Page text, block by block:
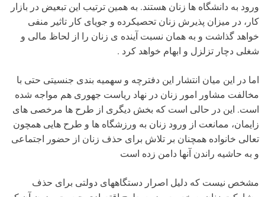
ورود به دانشگاه ها زنان هستند. به همین ترتیب این تبعیض در بازار
کار، در میزان پذیرش زنان تحصیکرده و جویای کار تاثیر منفی
خواهد گذاشت و به همان نسبت آینده ی زنان را از لحاظ مالی و
شغلی دچار تزلزل و ابهام خواهد کرد .
اما در این میان انتشار این دفترچه و سهمیه بندی جنسیتی حتی با
مخالفت مشاور امور زنان در نهاد ریاست جهوری هم مواجه شده
است. این در حالی است که بخش دیگری از طرح ها مرخصی های
زایمان، ممانعت از ورود زنان به ورزشگاه ها و طرح هایی همچون
تعالی خانواده همچنان بر تلاش برای حذف زنان از حضور اجتماعی
و به حاشیه راندن آنها دامن زده است
مشخص نیست که دلیل اصرار دستگاههای دولتی برای حذف